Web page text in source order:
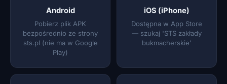
Android
Pobierz plik APK
bezpośrednio ze strony
sts.pl (nie ma w Google
Play)
iOS (iPhone)
Dostępna w App Store
— szukaj 'STS zakłady
bukmacherskie'